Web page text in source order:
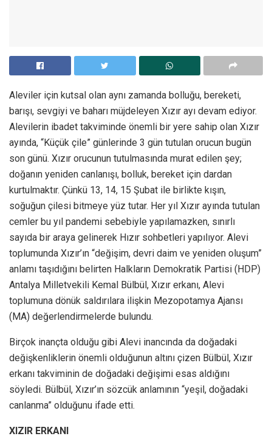
Aleviler için kutsal olan aynı zamanda bolluğu, bereketi,
barışı, sevgiyi ve baharı müjdeleyen Xızır ayı devam ediyor.
Alevilerin ibadet takviminde önemli bir yere sahip olan Xızır
ayında, “Küçük çile” günlerinde 3 gün tutulan orucun bugün
son günü. Xızır orucunun tutulmasında murat edilen şey;
doğanın yeniden canlanışı, bolluk, bereket için dardan
kurtulmaktır. Çünkü 13, 14, 15 Şubat ile birlikte kışın,
soğuğun çilesi bitmeye yüz tutar. Her yıl Xızır ayında tutulan
cemler bu yıl pandemi sebebiyle yapılamazken, sınırlı
sayıda bir araya gelinerek Hızır sohbetleri yapılıyor. Alevi
toplumunda Xızır’ın “değişim, devri daim ve yeniden oluşum”
anlamı taşıdığını belirten Halkların Demokratik Partisi (HDP)
Antalya Milletvekili Kemal Bülbül, Xızır erkanı, Alevi
toplumuna dönük saldırılara ilişkin Mezopotamya Ajansı
(MA) değerlendirmelerde bulundu.
Birçok inançta olduğu gibi Alevi inancında da doğadaki
değişkenliklerin önemli olduğunun altını çizen Bülbül, Xızır
erkanı takviminin de doğadaki değişimi esas aldığını
söyledi. Bülbül, Xızır’ın sözcük anlamının “yeşil, doğadaki
canlanma” olduğunu ifade etti.
XIZIR ERKANI